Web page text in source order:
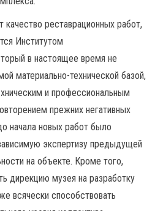
реставрационных работ,
Институтом
в настоящее время не
материально-технической базой,
и профессиональным
прежних негативных
начала новых работ было
экспертизу предыдущей
на объекте. Кроме того,
дирекцию музея на разработку
всячески способствовать